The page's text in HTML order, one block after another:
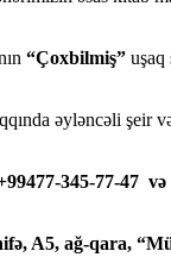
“Çoxbilmiş” uşaq
əyləncəli şeir
345-77-47 və
A5, ağ-qara,